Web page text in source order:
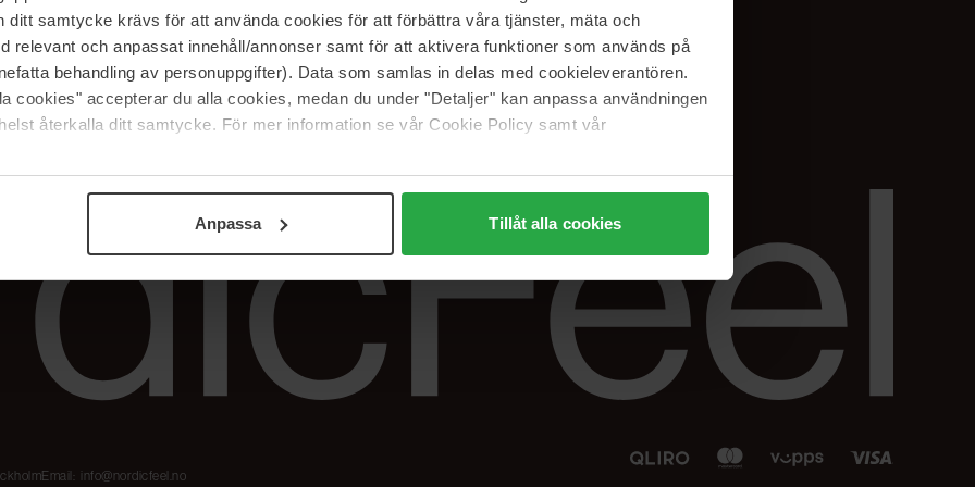
ditt samtycke krävs för att använda cookies för att förbättra våra tjänster, mäta och
relevant och anpassat innehåll/annonser samt för att aktivera funktioner som används på
behandling av personuppgifter). Data som samlas in delas med cookieleverantören.
cookies" accepterar du alla cookies, medan du under "Detaljer" kan anpassa användningen
återkalla ditt samtycke. För mer information se vår Cookie Policy samt vår
Anpassa Tillåt alla cookies
The Beauty Edit
Jobb hos oss
Samarbeidspartner
Spor bestillingen min
Retur og reklamasjon
Blush har blitt
Nordicfeel
Instagram
Linkedin
Email: info@nordicfeel.no